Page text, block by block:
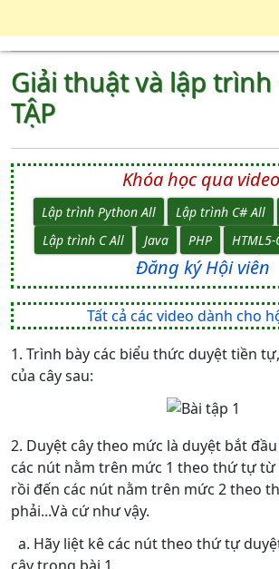
Giải thuật và lập trình
TẬP
Khóa học qua
Lập trình Python All Lập trình C# All
Lập trình C All
Java PHP HTML5-
Đăng ký Hội viên
Tất cả các video dành cho
1. Trình bày các biểu thức duyệt tiền
của cây sau:
2. Duyệt cây theo mức là duyệt bắt
các nút nằm trên mức 1 theo thứ tự từ
rồi đến các nút nằm trên mức 2 theo
phải...Và cứ như vậy.
a. Hãy liệt kê các nút theo thứ tự